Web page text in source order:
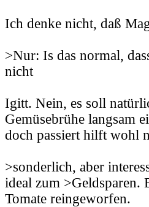
Ich denke nicht, daß
>Nur: Is das normal,
nicht
Igitt. Nein, es soll
Gemüsebrühe langsam
doch passiert hilft wohl
>sonderlich, aber
ideal zum >Geldsparen.
Tomate reingeworfen.